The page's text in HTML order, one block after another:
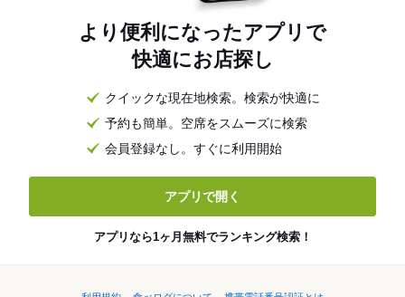
より便利になったアプリで
快適にお店探し
クイックな現在地検索。検索が快適に
予約も簡単。空席をスムーズに検索
会員登録なし。すぐに利用開始
アプリで開く
アプリなら1ヶ月無料でランキング検索！